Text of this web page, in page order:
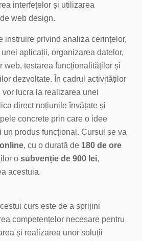
interfețelor și utilizarea
web design.
instruire privind analiza cerințelor,
aplicații, organizarea datelor,
web, testarea funcționalităților și
dezvoltate. În cadrul activităților
lucra la realizarea unei
direct noțiunile învățate și
concrete prin care o idee
produs funcțional. Cursul se va
, cu o durată de 180 de ore
osubvenție de 900 lei,
acestuia.
curs este de a sprijini
competențelor necesare pentru
și realizarea unor soluții